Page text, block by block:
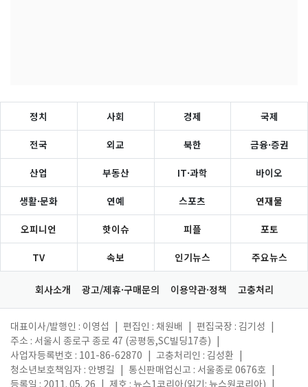
정치 사회 경제 국제
전국 외교 북한 금융·증권
산업 부동산 IT·과학 바이오
생활·문화 연예 스포츠 연재물
오피니언 핫이슈 피플 포토
TV 속보 인기뉴스 주요뉴스
회사소개 광고/제휴·구매문의 이용약관·정책 고충처리
대표이사/발행인 : 이영섭 편집인 : 채원배 편집국장 : 김기성
주소 : 서울시 종로구 종로 47 (공평동,SC빌딩17층)
사업자등록번호 : 101-86-62870
고충처리인 : 김성환
청소년보호책임자 : 안병길
통신판매업신고 : 서울종로 0676호
등록일 : 2011. 05. 26
제호 : 뉴스1코리아(읽기: 뉴스원코리아)